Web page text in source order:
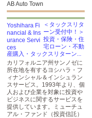
AB Auto Town
＜タックスリタ
ーン受付中！＞
投資・保険・住
宅ローン・不動
産購入・タックスリターン...
カリフォルニア州サンノゼに
所在地を有するヨシハラ・フ
ィナンシャル＆インシュラン
スサービス。1993年より、個
人および企業を対象に投資や
ビジネスに関するサービスを
提供しています。ミューチュ
アル・ファンド（投資信託）